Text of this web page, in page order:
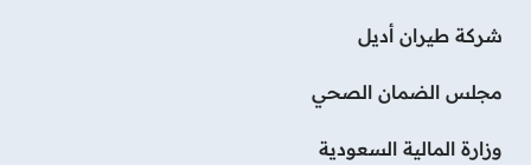
شركة طيران أديل
مجلس الضمان الصحي
وزارة المالية السعودية